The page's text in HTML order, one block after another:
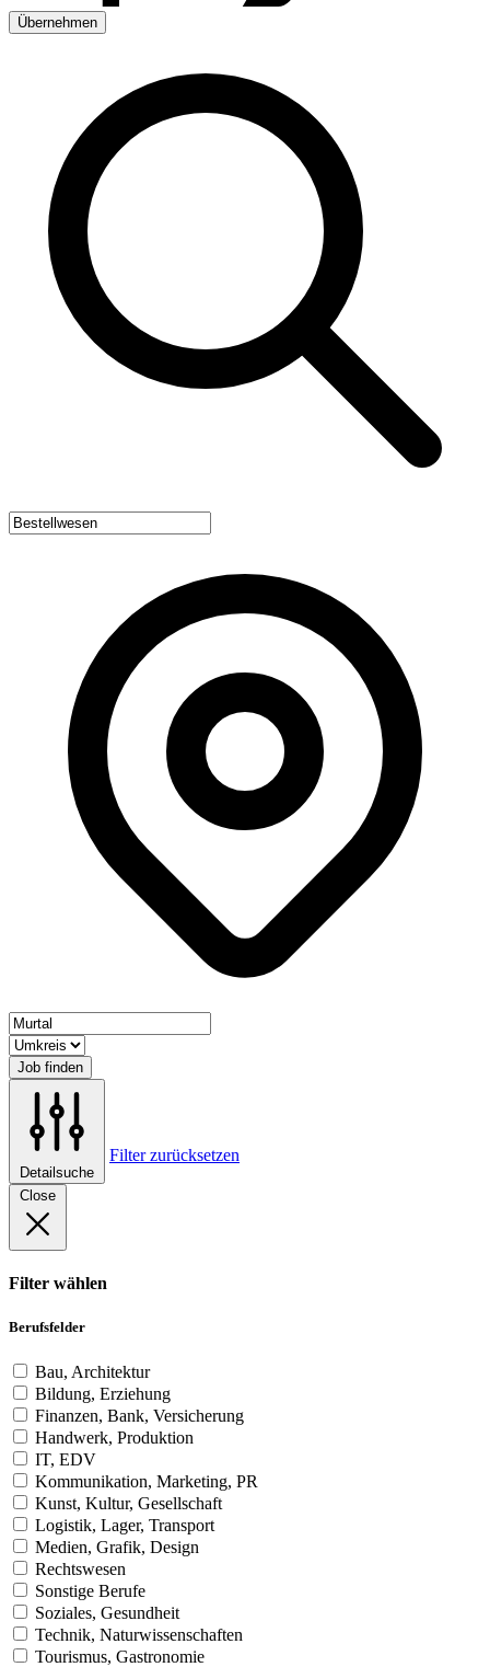
Übernehmen
Job finden
Detailsuche
Filter zurücksetzen
Close
Filter wählen
Berufsfelder
Bau, Architektur
Bildung, Erziehung
Finanzen, Bank, Versicherung
Handwerk, Produktion
IT, EDV
Kommunikation, Marketing, PR
Kunst, Kultur, Gesellschaft
Logistik, Lager, Transport
Medien, Grafik, Design
Rechtswesen
Sonstige Berufe
Soziales, Gesundheit
Technik, Naturwissenschaften
Tourismus, Gastronomie